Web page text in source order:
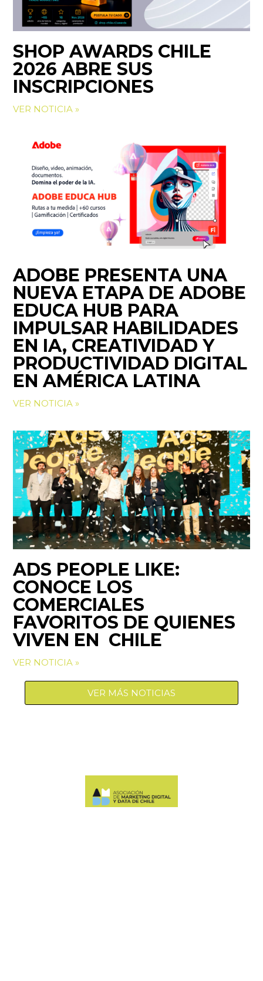
SHOP AWARDS CHILE
2026 ABRE SUS
INSCRIPCIONES
VER NOTICIA »
ADOBE PRESENTA UNA
NUEVA ETAPA DE ADOBE
EDUCA HUB PARA
IMPULSAR HABILIDADES
EN IA, CREATIVIDAD Y
PRODUCTIVIDAD DIGITAL
EN AMÉRICA LATINA
VER NOTICIA »
ADS PEOPLE LIKE:
CONOCE LOS
COMERCIALES
FAVORITOS DE QUIENES
VIVEN EN CHILE
VER NOTICIA »
VER MÁS NOTICIAS